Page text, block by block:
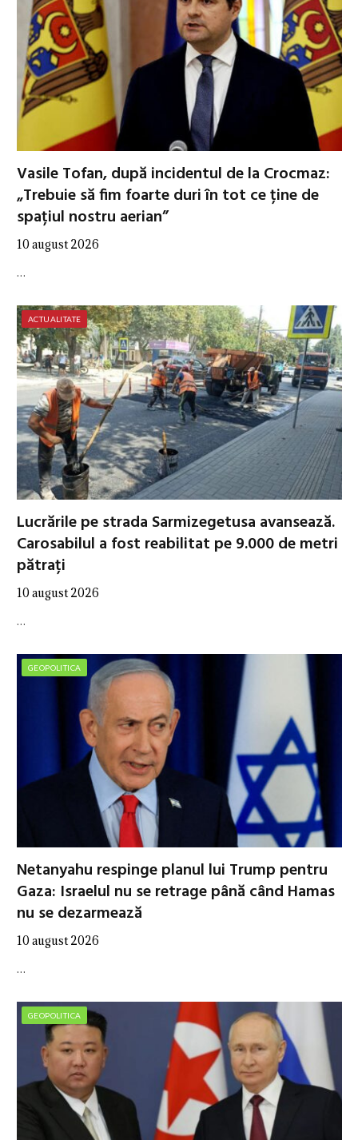
Vasile Tofan, după incidentul de la Crocmaz:
„Trebuie să fim foarte duri în tot ce ține de
spațiul nostru aerian”
10 august 2026
…
ACTUALITATE
Lucrările pe strada Sarmizegetusa avansează.
Carosabilul a fost reabilitat pe 9.000 de metri
pătrați
10 august 2026
…
GEOPOLITICA
Netanyahu respinge planul lui Trump pentru
Gaza: Israelul nu se retrage până când Hamas
nu se dezarmează
10 august 2026
…
GEOPOLITICA